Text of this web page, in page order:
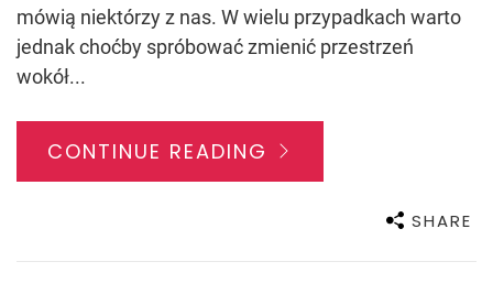
mówią niektórzy z nas. W wielu przypadkach warto
jednak choćby spróbować zmienić przestrzeń
wokół...
CONTINUE READING
SHARE